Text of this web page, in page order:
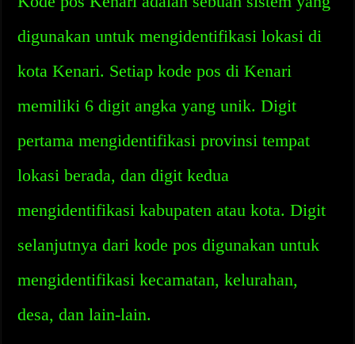
digunakan untuk mengidentifikasi lokasi di
kota Kenari. Setiap kode pos di Kenari
memiliki 6 digit angka yang unik. Digit
pertama mengidentifikasi provinsi tempat
lokasi berada, dan digit kedua
mengidentifikasi kabupaten atau kota. Digit
selanjutnya dari kode pos digunakan untuk
mengidentifikasi kecamatan, kelurahan,
desa, dan lain-lain.